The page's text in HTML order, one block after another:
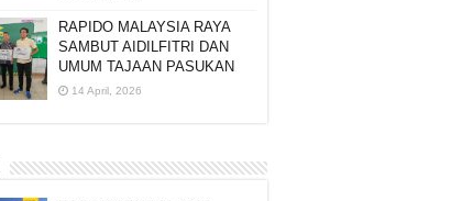
RAPIDO MALAYSIA RAYA
SAMBUT AIDILFITRI DAN
UMUM TAJAAN PASUKAN
14 April, 2026